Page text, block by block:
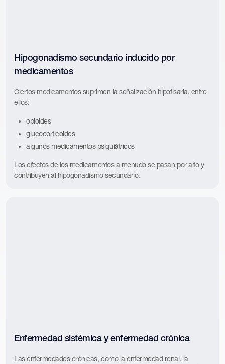
Hipogonadismo secundario inducido por
medicamentos
Ciertos medicamentos suprimen la señalización hipofisaria, entre
ellos:
opioides
glucocorticoides
algunos medicamentos psiquiátricos
Los efectos de los medicamentos a menudo se pasan por alto y
contribuyen al hipogonadismo secundario.
Enfermedad sistémica y enfermedad crónica
Las enfermedades crónicas, como la enfermedad renal, la